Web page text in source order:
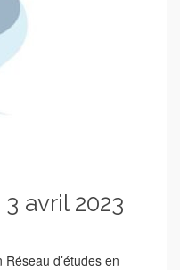
3 avril 2023
d’études en